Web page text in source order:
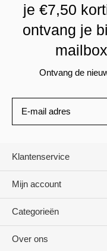
je €7,50
ontvang je
Ontvang de
Klantenservice
Mijn account
Categorieën
Over ons